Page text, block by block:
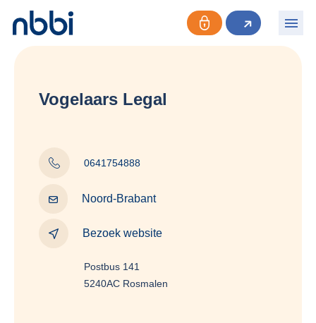
Vogelaars Legal
0641754888
Noord-Brabant
Bezoek website
Postbus 141
5240AC Rosmalen